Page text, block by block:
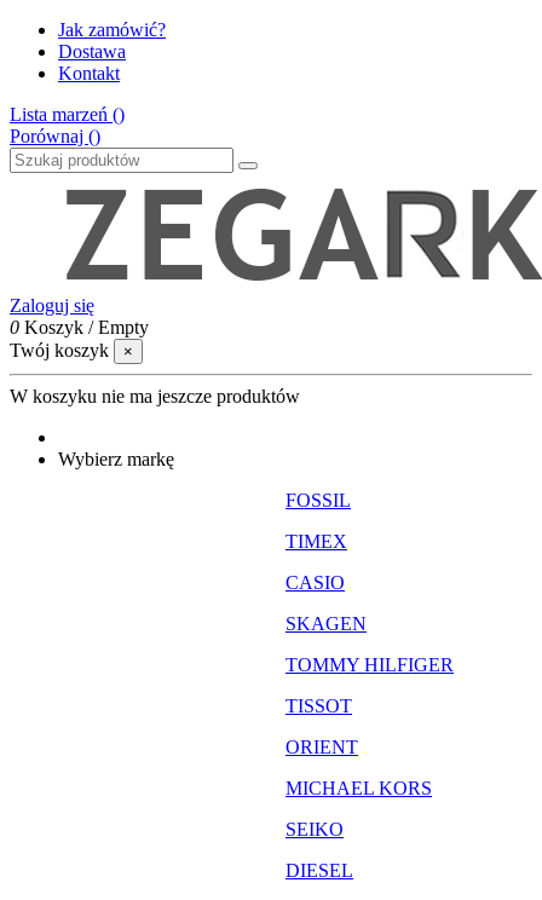
Jak zamówić?
Dostawa
Kontakt
Lista marzeń ()
Porównaj ()
Zaloguj się
0 Koszyk /Empty
Twój koszyk
×
W koszyku nie ma jeszcze produktów
Wybierz markę
FOSSIL
TIMEX
CASIO
SKAGEN
TOMMY HILFIGER
TISSOT
ORIENT
MICHAEL KORS
SEIKO
DIESEL